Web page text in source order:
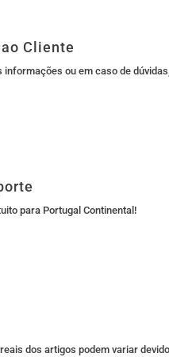
Cliente
informações ou em caso de
para Portugal Continental!
dos artigos podem variar